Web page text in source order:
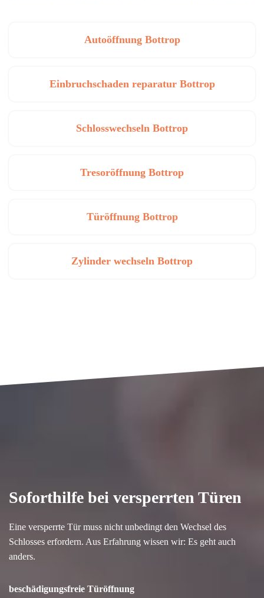
Autoöffnung Bottrop
Einbruchschaden reparatur Bottrop
Schlosswechseln Bottrop
Tresoröffnung Bottrop
Türöffnung Bottrop
Zylinder wechseln Bottrop
Soforthilfe bei versperrten Türen
Eine versperrte Tür muss nicht unbedingt den Wechsel des
Schlosses erfordern. Aus Erfahrung wissen wir: Es geht auch
anders.
beschädigungsfreie Türöffnung